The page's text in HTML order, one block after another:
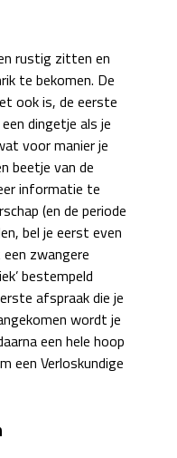
rustig zitten en
te bekomen. De
ook is, de eerste
dingetje als je
voor manier je
beetje van de
informatie te
(en de periode
bel je eerst even
zwangere
bestempeld
afspraak die je
wordt je
een hele hoop
een Verloskundige